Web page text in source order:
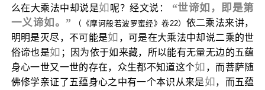
么在大乘法中却说是如 呢？经文说：
“世谛如，即是第
一义谛如。”
（《摩诃般若波罗蜜经》卷22） 依二乘法来讲，
明明是灭尽，不可能是如 ，可是在大乘法中却说二乘的世
俗谛也是如 ；因为依于如来藏，所以能有无量无边的五蕴
身心一世又一世的存在，众生都不知道这个如 ，而菩萨随
佛修学亲证了五蕴身心之中有一个本识从来是如，而五蕴